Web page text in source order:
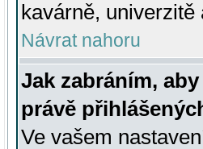
kavárně, univerzitě
Návrat nahoru
Jak zabráním,
právě
Ve vašem